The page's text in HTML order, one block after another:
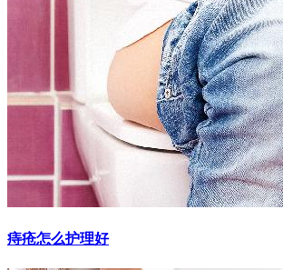
痔疮怎么护理好